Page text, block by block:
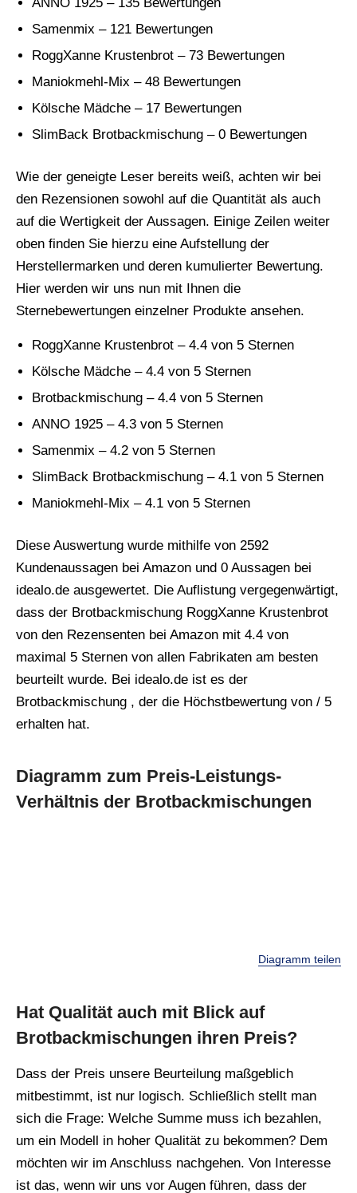
ANNO 1925 – 135 Bewertungen
Samenmix – 121 Bewertungen
RoggXanne Krustenbrot – 73 Bewertungen
Maniokmehl-Mix – 48 Bewertungen
Kölsche Mädche – 17 Bewertungen
SlimBack Brotbackmischung – 0 Bewertungen
Wie der geneigte Leser bereits weiß, achten wir bei
den Rezensionen sowohl auf die Quantität als auch
auf die Wertigkeit der Aussagen. Einige Zeilen weiter
oben finden Sie hierzu eine Aufstellung der
Herstellermarken und deren kumulierter Bewertung.
Hier werden wir uns nun mit Ihnen die
Sternebewertungen einzelner Produkte ansehen.
RoggXanne Krustenbrot – 4.4 von 5 Sternen
Kölsche Mädche – 4.4 von 5 Sternen
Brotbackmischung – 4.4 von 5 Sternen
ANNO 1925 – 4.3 von 5 Sternen
Samenmix – 4.2 von 5 Sternen
SlimBack Brotbackmischung – 4.1 von 5 Sternen
Maniokmehl-Mix – 4.1 von 5 Sternen
Diese Auswertung wurde mithilfe von 2592
Kundenaussagen bei Amazon und 0 Aussagen bei
idealo.de ausgewertet. Die Auflistung vergegenwärtigt,
dass der Brotbackmischung RoggXanne Krustenbrot
von den Rezensenten bei Amazon mit 4.4 von
maximal 5 Sternen von allen Fabrikaten am besten
beurteilt wurde. Bei idealo.de ist es der
Brotbackmischung , der die Höchstbewertung von / 5
erhalten hat.
Diagramm zum Preis-Leistungs-
Verhältnis der Brotbackmischungen
Diagramm teilen
Hat Qualität auch mit Blick auf
Brotbackmischungen ihren Preis?
Dass der Preis unsere Beurteilung maßgeblich
mitbestimmt, ist nur logisch. Schließlich stellt man
sich die Frage: Welche Summe muss ich bezahlen,
um ein Modell in hoher Qualität zu bekommen? Dem
möchten wir im Anschluss nachgehen. Von Interesse
ist das, wenn wir uns vor Augen führen, dass der